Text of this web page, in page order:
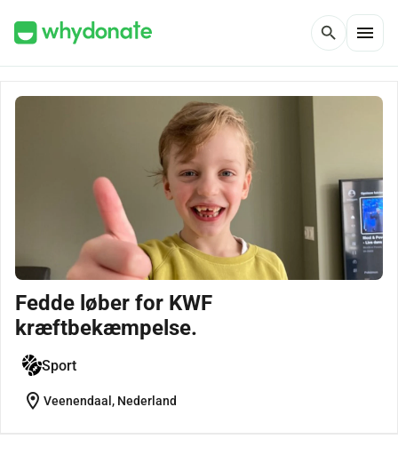
search menu
Fedde løber for KWF
kræftbekæmpelse.
Sport
location_on Veenendaal, Nederland